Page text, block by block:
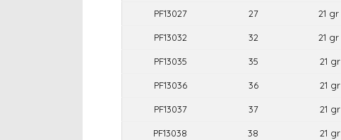
PF13027 27 21 gr
PF13032 32 21 gr
PF13035 35 21 gr
PF13036 36 21 gr
PF13037 37 21 gr
PF13038 38 21 gr